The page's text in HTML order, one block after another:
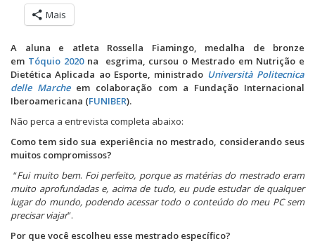
q
u
e
a
r
a
c
o
m
p
a
t
l
h
a
r
n
o
F
a
c
b
q
e
a
r
a
c
o
m
p
a
t
l
h
a
r
n
o
T
w
i
t
a
r
a
c
o
m
p
a
t
l
h
a
r
n
o
W
h
s
Mais
A aluna e atleta Rossella Fiamingo, medalha de bronze
em Tóquio 2020na esgrima, cursou o Mestrado em Nutrição e
Dietética Aplicada ao Esporte, ministrado Università Politecnica
delle Marcheem colaboração com a Fundação Internacional
Iberoamericana (FUNIBER).
Não perca a entrevista completa abaixo:
Como tem sido sua experiência no mestrado, considerando seus
muitos compromissos?
“Fui muito bem. Foi perfeito, porque as matérias do mestrado eram
muito aprofundadas e, acima de tudo, eu pude estudar de qualquer
lugar do mundo, podendo acessar todo o conteúdo do meu PC sem
precisar viajar”.
Por que você escolheu esse mestrado específico?